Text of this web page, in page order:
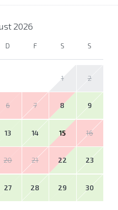
2026
D F S S
1 2
6 7 8 9
13 14 15 16
20 21 22 23
27 28 29 30